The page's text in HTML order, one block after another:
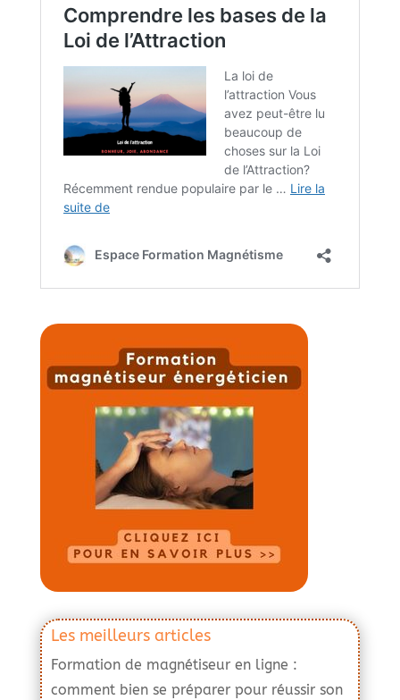
Les meilleurs articles
Formation de magnétiseur en ligne :
comment bien se préparer pour réussir son